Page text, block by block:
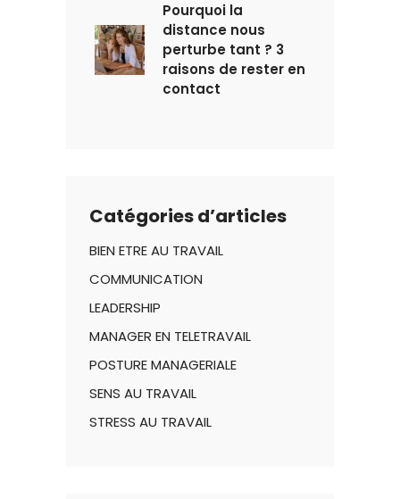
Pourquoi la
distance nous
perturbe tant ? 3
raisons de rester en
contact
Catégories d’articles
BIEN ETRE AU TRAVAIL
COMMUNICATION
LEADERSHIP
MANAGER EN TELETRAVAIL
POSTURE MANAGERIALE
SENS AU TRAVAIL
STRESS AU TRAVAIL